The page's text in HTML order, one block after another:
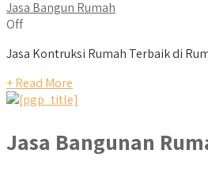
Jasa Bangun Rumah
Off
Jasa Kontruksi Rumah Terbaik di
+ Read More
Jasa Bangunan